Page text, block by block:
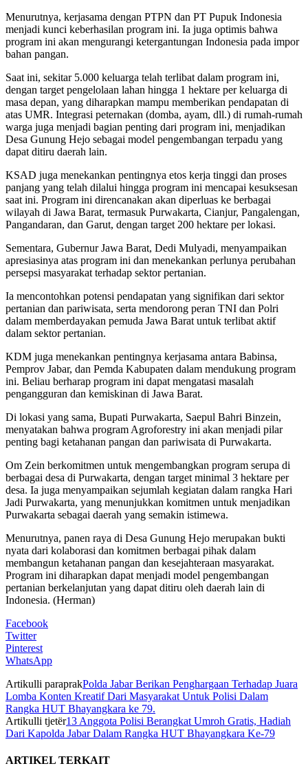
Menurutnya, kerjasama dengan PTPN dan PT Pupuk Indonesia
menjadi kunci keberhasilan program ini. Ia juga optimis bahwa
program ini akan mengurangi ketergantungan Indonesia pada impor
bahan pangan.
Saat ini, sekitar 5.000 keluarga telah terlibat dalam program ini,
dengan target pengelolaan lahan hingga 1 hektare per keluarga di
masa depan, yang diharapkan mampu memberikan pendapatan di
atas UMR. Integrasi peternakan (domba, ayam, dll.) di rumah-rumah
warga juga menjadi bagian penting dari program ini, menjadikan
Desa Gunung Hejo sebagai model pengembangan terpadu yang
dapat ditiru daerah lain.
KSAD juga menekankan pentingnya etos kerja tinggi dan proses
panjang yang telah dilalui hingga program ini mencapai kesuksesan
saat ini. Program ini direncanakan akan diperluas ke berbagai
wilayah di Jawa Barat, termasuk Purwakarta, Cianjur, Pangalengan,
Pangandaran, dan Garut, dengan target 200 hektare per lokasi.
Sementara, Gubernur Jawa Barat, Dedi Mulyadi, menyampaikan
apresiasinya atas program ini dan menekankan perlunya perubahan
persepsi masyarakat terhadap sektor pertanian.
Ia mencontohkan potensi pendapatan yang signifikan dari sektor
pertanian dan pariwisata, serta mendorong peran TNI dan Polri
dalam memberdayakan pemuda Jawa Barat untuk terlibat aktif
dalam sektor pertanian.
KDM juga menekankan pentingnya kerjasama antara Babinsa,
Pemprov Jabar, dan Pemda Kabupaten dalam mendukung program
ini. Beliau berharap program ini dapat mengatasi masalah
pengangguran dan kemiskinan di Jawa Barat.
Di lokasi yang sama, Bupati Purwakarta, Saepul Bahri Binzein,
menyatakan bahwa program Agroforestry ini akan menjadi pilar
penting bagi ketahanan pangan dan pariwisata di Purwakarta.
Om Zein berkomitmen untuk mengembangkan program serupa di
berbagai desa di Purwakarta, dengan target minimal 3 hektare per
desa. Ia juga menyampaikan sejumlah kegiatan dalam rangka Hari
Jadi Purwakarta, yang menunjukkan komitmen untuk menjadikan
Purwakarta sebagai daerah yang semakin istimewa.
Menurutnya, panen raya di Desa Gunung Hejo merupakan bukti
nyata dari kolaborasi dan komitmen berbagai pihak dalam
membangun ketahanan pangan dan kesejahteraan masyarakat.
Program ini diharapkan dapat menjadi model pengembangan
pertanian berkelanjutan yang dapat ditiru oleh daerah lain di
Indonesia. (Herman)
Facebook
Twitter
Pinterest
WhatsApp
Artikulli paraprakPolda Jabar Berikan Penghargaan Terhadap Juara
Lomba Konten Kreatif Dari Masyarakat Untuk Polisi Dalam
Rangka HUT Bhayangkara ke 79.
Artikulli tjetër13 Anggota Polisi Berangkat Umroh Gratis, Hadiah
Dari Kapolda Jabar Dalam Rangka HUT Bhayangkara Ke-79
ARTIKEL TERKAIT